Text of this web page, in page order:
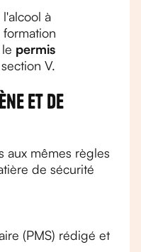
à
permis
V.
et de
aux mêmes règles
de sécurité
(PMS) rédigé et